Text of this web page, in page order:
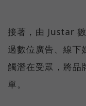
接著，由 Justar
過數位廣告、線下
觸潛在受眾，將品
單。